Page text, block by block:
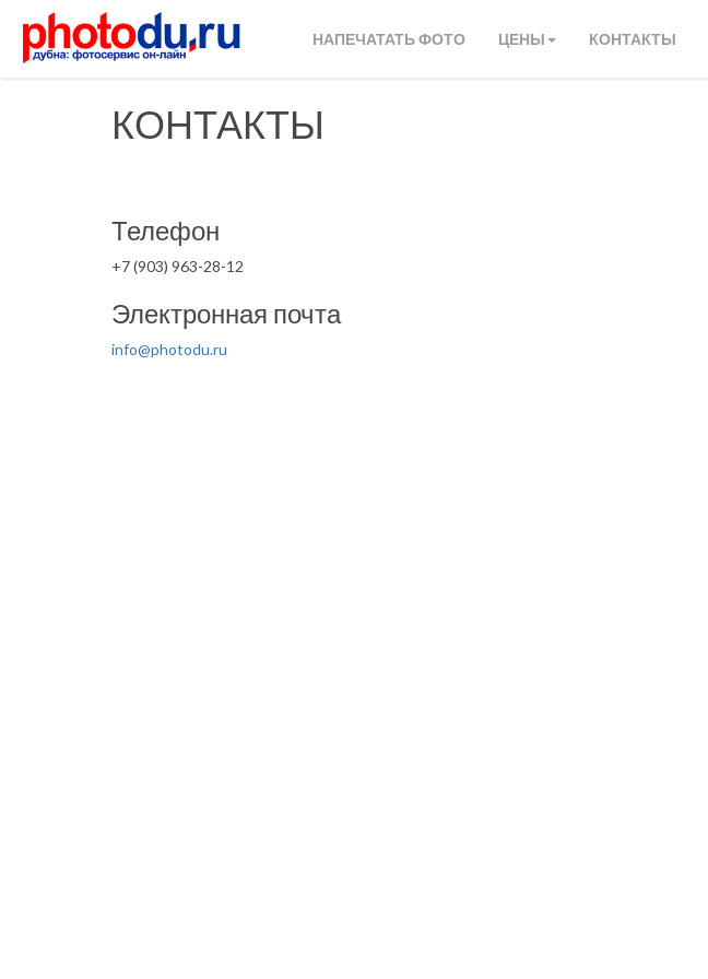
НАПЕЧАТАТЬ ФОТО ЦЕНЫ КОНТАКТЫ
КОНТАКТЫ
Телефон
+7 (903) 963-28-12
Электронная почта
info@photodu.ru